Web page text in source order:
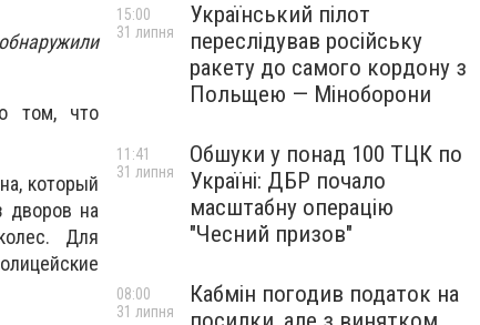
том, что
который
дворов на
Для
Український пілот
переслідував російську
ракету до самого кордону з
Польщею — Міноборони
15:00
31 липня
Обшуки у понад 100 ТЦК по
Україні: ДБР почало
масштабну операцію
"Чесний призов"
11:41
31 липня
Кабмін погодив податок на
08:00
31 липня